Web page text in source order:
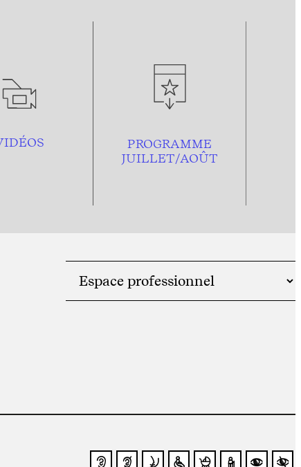
PROGRAMME
JUILLET/AOÛT